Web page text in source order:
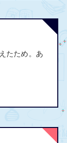
たため。あ